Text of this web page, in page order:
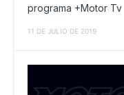
programa +Motor Tv
11 DE JULIO DE 2019